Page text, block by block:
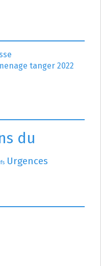
tanger 2022
du
Urgences